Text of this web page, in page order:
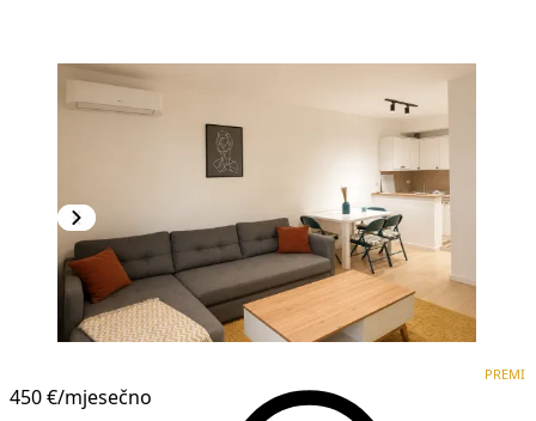
450 €/mjesečno